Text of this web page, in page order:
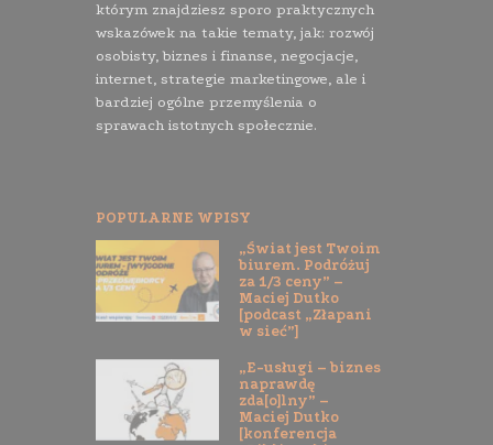
którym znajdziesz sporo praktycznych
wskazówek na takie tematy, jak: rozwój
osobisty, biznes i finanse, negocjacje,
internet, strategie marketingowe, ale i
bardziej ogólne przemyślenia o
sprawach istotnych społecznie.
POPULARNE WPISY
„Świat jest Twoim
biurem. Podróżuj
za 1/3 ceny” –
Maciej Dutko
[podcast „Złapani
w sieć”]
„E-usługi – biznes
naprawdę
zda[o]lny” –
Maciej Dutko
[konferencja